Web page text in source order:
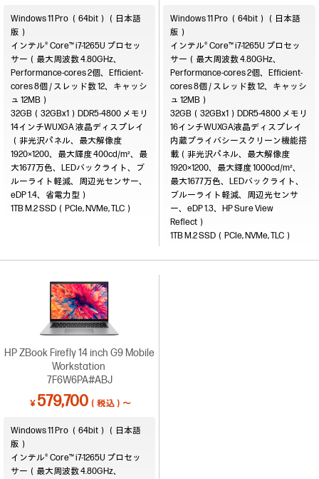
Windows 11 Pro （64bit）（日本語
版）
インテル® Core™ i7-1265U プロセッ
サー（最大周波数 4.80GHz、
Performance-cores 2個、Efficient-
cores 8個 / スレッド数 12、キャッシ
ュ 12MB）
32GB（32GBx1）DDR5-4800
14インチWUXGA 液晶ディスプレイ
（非光沢パネル、最大解像度
1920×1200、最大輝度 400cd/m²、最
大1677万色、LEDバックライト、ブ
ルーライト軽減、周辺光センサー、
eDP 1.4、省電力型）
1TB M.2 SSD（PCIe, NVMe, TLC）
Windows 11 Pro （64bit）（日本語
版）
インテル® Core™ i7-1265U プロセッ
サー（最大周波数 4.80GHz、
Performance-cores 2個、Efficient-
cores 8個 / スレッド数 12、キャッシ
ュ 12MB）
32GB（32GBx1）DDR5-4800
16インチWUXGA液晶ディスプレイ
内蔵プライバシースクリーン機能搭
載（非光沢パネル、最大解像度
1920×1200、最大輝度 1000cd/m²、
最大1677万色、LEDバックライト、
ブルーライト軽減、周辺光センサ
ー、eDP 1.3、HP Sure View
Reflect）
1TB M.2 SSD（PCIe, NVMe, TLC）
HP ZBook Firefly 14 inch G9 Mobile
Workstation
7F6W6PA#ABJ
￥ 579,700（税込）～
Windows 11 Pro （64bit）（日本語
版）
インテル® Core™ i7-1265U プロセッ
サー（最大周波数 4.80GHz、